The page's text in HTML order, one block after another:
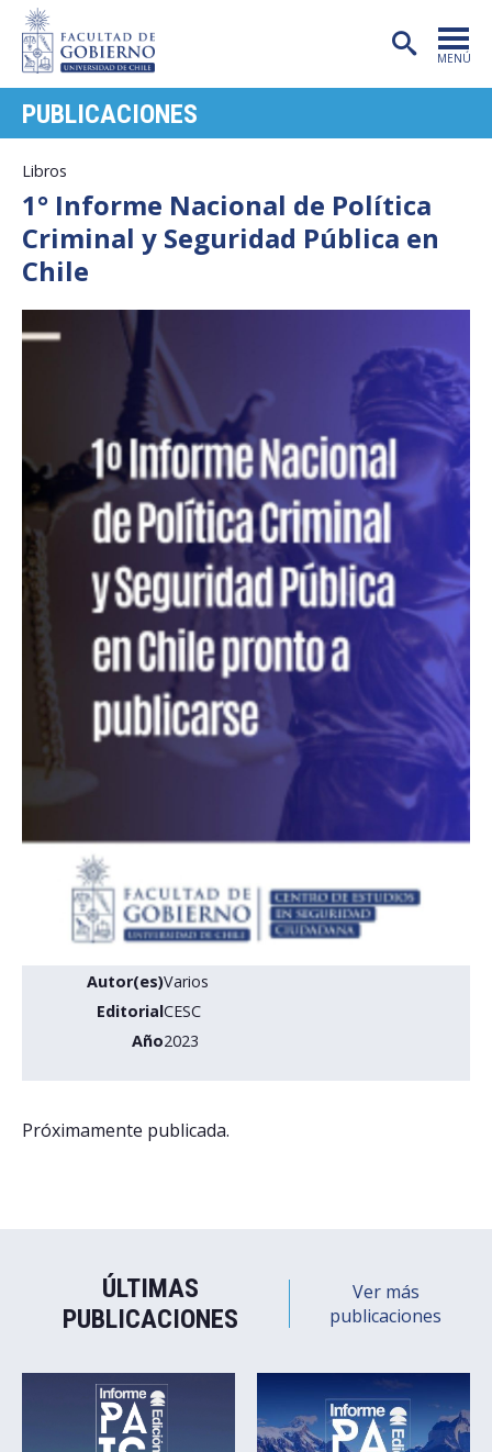
MENÚ
CARRERAS
POSTGRADO
PUBLICACIONES
CENTROS
ADMISIÓN
Postulantes
Estudiantes
Funcionarios
Egresados
PUBLICACIONES
Libros
1° Informe Nacional de Política
Criminal y Seguridad Pública en
Chile
Autor(es)Varios
EditorialCESC
Año2023
Próximamente publicada.
ÚLTIMAS
PUBLICACIONES
Ver más
publicaciones